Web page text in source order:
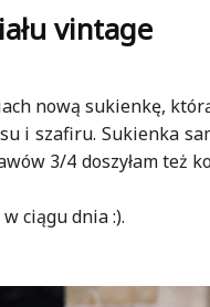
vintage
nową sukienkę,
i szafiru. Sukienka
3/4 doszyłam też
ciągu dnia :).